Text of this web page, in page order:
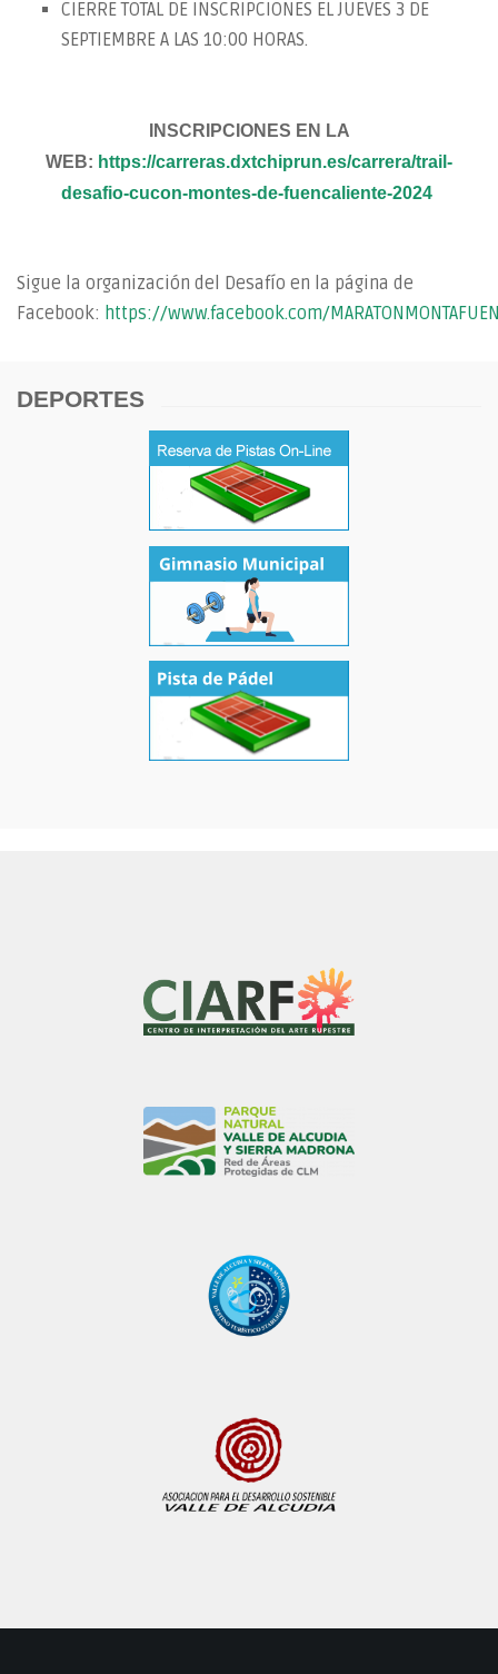
CIERRE TOTAL DE INSCRIPCIONES EL JUEVES 3 DE
SEPTIEMBRE A LAS 10:00 HORAS.
INSCRIPCIONES EN LA
WEB: https://carreras.dxtchiprun.es/carrera/trail-
desafio-cucon-montes-de-fuencaliente-2024
Sigue la organización del Desafío en la página de
Facebook: https://www.facebook.com/
DEPORTES